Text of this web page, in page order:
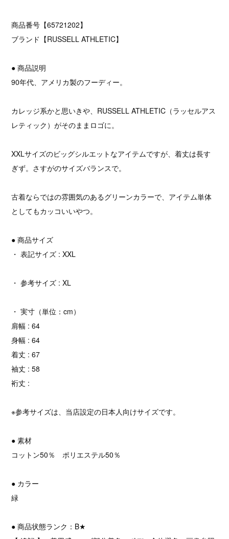
商品番号【65721202】
ブランド【RUSSELL ATHLETIC】
● 商品説明
90年代、アメリカ製のフーディー。
カレッジ系かと思いきや、RUSSELL ATHLETIC（ラッセルアス
レティック）がそのままロゴに。
XXLサイズのビッグシルエットなアイテムですが、着丈は長す
ぎず。さすがのサイズバランスで。
古着ならではの雰囲気のあるグリーンカラーで、アイテム単体
としてもカッコいいやつ。
● 商品サイズ
・ 表記サイズ : XXL
・ 参考サイズ : XL
・ 実寸（単位：cm）
肩幅 : 64
身幅 : 64
着丈 : 67
袖丈 : 58
裄丈 :
※参考サイズは、当店設定の日本人向けサイズです。
● 素材
コットン50％ ポリエステル50％
● カラー
緑
● 商品状態ランク：B★